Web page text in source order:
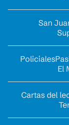
San
Policiales
El
Cartas del